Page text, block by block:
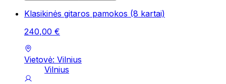
Klasikinės gitaros pamokos (8 kartai)
240,00 €
Vietovė: Vilnius
Vilnius